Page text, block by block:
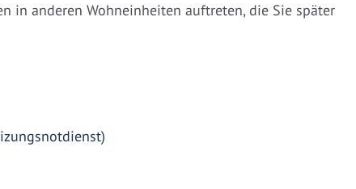
in anderen Wohneinheiten auftreten, die Sie später